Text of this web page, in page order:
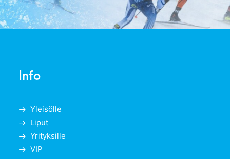
Info
Yleisölle
Liput
Yrityksille
VIP